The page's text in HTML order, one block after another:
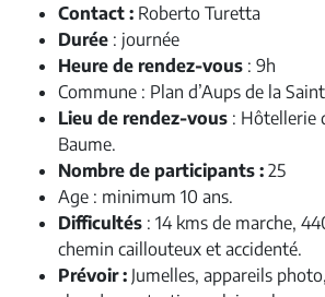
Contact : Roberto Turetta
Durée : journée
Heure de rendez-vous : 9h
Commune : Plan d’Aups de la
Lieu de rendez-vous : Hôtellerie
Baume.
Nombre de participants : 25
Age : minimum 10 ans.
Difficultés : 14 kms de marche,
chemin caillouteux et accidenté.
Prévoir : Jumelles, appareils